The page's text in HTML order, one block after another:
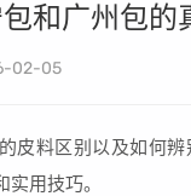
和广州包的
02-05
皮料区别以及如何
用技巧。